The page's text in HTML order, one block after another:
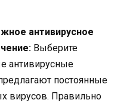
антивирусное
Выберите
антивирусные
постоянные
вирусов. Правильно